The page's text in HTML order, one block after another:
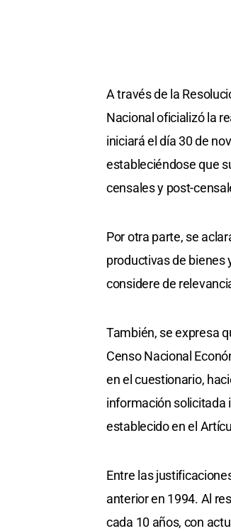
A través de la
Nacional oficializó la
iniciará el día 30 de
estableciéndose que
censales y post-
Por otra parte, se
productivas de bienes
considere de
También, se expresa
Censo Nacional
en el cuestionario,
información solicitada
establecido en el
Entre las
anterior en 1994. Al
cada 10 años, con